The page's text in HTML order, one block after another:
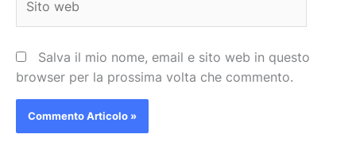
web
Salva il mio nome, email e sito web in questo
browser per la prossima volta che commento.